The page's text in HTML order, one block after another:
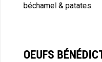
béchamel & patates.
OEUFS